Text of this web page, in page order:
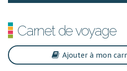
Carnet de voyage
Ajouter à mon